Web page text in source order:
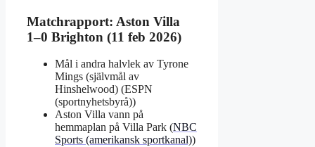
Matchrapport: Aston Villa
1–0 Brighton (11 feb 2026)
Mål i andra halvlek av Tyrone
Mings (självmål av
Hinshelwood) (ESPN
(sportnyhetsbyrå))
Aston Villa vann på
hemmaplan på Villa Park (NBC
Sports (amerikansk sportkanal))